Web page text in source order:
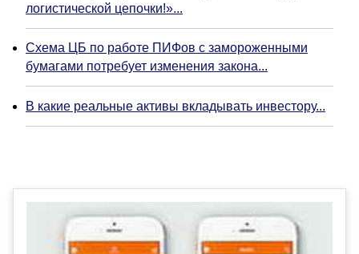
логистической цепочки!»...
Схема ЦБ по работе ПИФов с замороженными
бумагами потребует изменения закона...
В какие реальные активы вкладывать инвестору...